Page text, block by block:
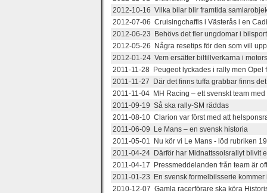
2012-10-16 Vilka bilar blir framtida
2012-07-06 Cruisingchaffis i Västerås i en
2012-06-23 Behövs det fler ungdomar i
2012-05-26 Några resetips för den som vill
2012-01-24 Vem ersätter biltillverkarna i
2011-11-28 Peugeot lyckades i rally men Opel
2011-11-27 Där det finns tuffa grabbar finns
2011-11-04 MH Racing – ett svenskt team
2011-09-19 Så ska rally-SM räddas
2011-08-10 Clarion var först med att
2011-06-09 Le Mans – en svensk historia
2011-05-01 Nu kör vi Le Mans - löd rubriken
2011-04-24 Därför har Midnattssolsrallyt blivit
2011-04-17 Pressmeddelanden från team är
2011-01-23 En svensk formelbilsserie kommer
2010-12-07 Gamla racerförare ska köra